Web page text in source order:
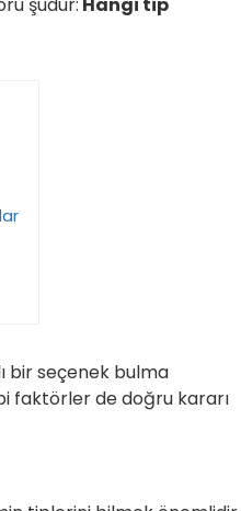
şudur: Hangi tip
bir seçenek bulma
faktörler de doğru kararı